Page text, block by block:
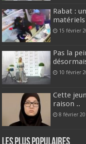
Rabat :
matériels
15 février
Pas la
10 février
Cette
raison ..
8 février